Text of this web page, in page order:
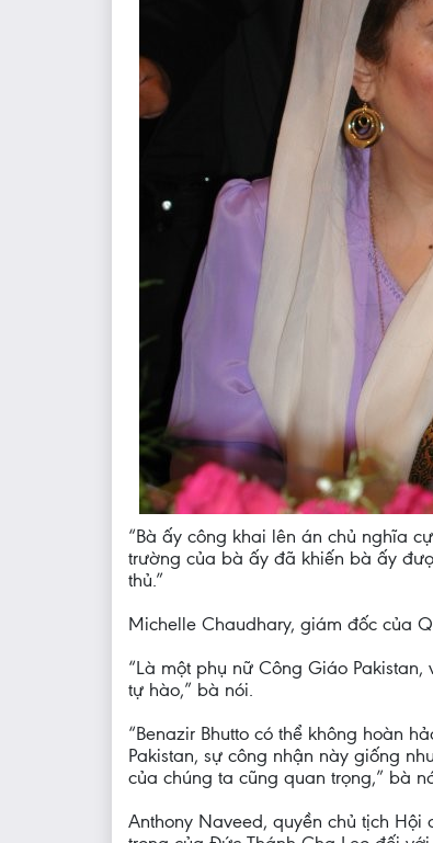
“Bà ấy công khai lên án chủ nghĩa
trường của bà ấy đã khiến bà ấy
thủ.”
Michelle Chaudhary, giám đốc của
“Là một phụ nữ Công Giáo
tự hào,” bà nói.
“Benazir Bhutto có thể không hoàn
Pakistan, sự công nhận này giống
của chúng ta cũng quan trọng,” bà
Anthony Naveed, quyền chủ tịch